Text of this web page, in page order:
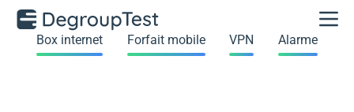
Box internet Forfait mobile VPN Alarme